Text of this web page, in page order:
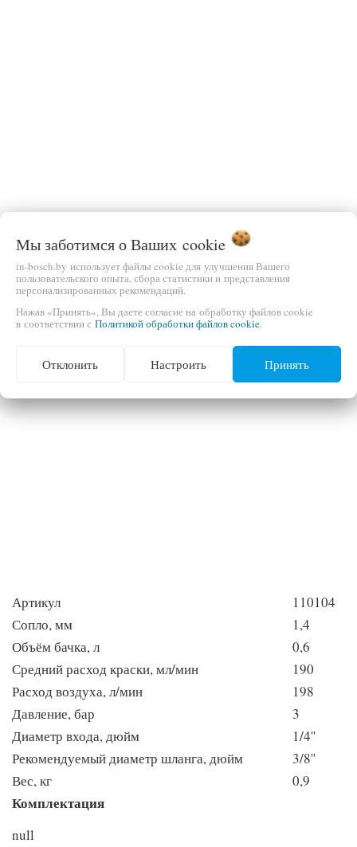
Артикул
110104
Сопло, мм
1,4
Объём бачка, л
0,6
Средний расход краски, мл/мин
190
Расход воздуха, л/мин
198
Давление, бар
3
Диаметр входа, дюйм
1/4''
Рекомендуемый диаметр шланга, дюйм
3/8''
Вес, кг
0,9
Комплектация
null
Мы заботимся о Ваших cookie
in-bosch.by использует файлы cookie для улучшения Вашего
пользовательского опыта, сбора статистики и представления
персонализированных рекомендаций.
Нажав «Принять», Вы даете согласие на обработку файлов cookie
в соответствии с Политикой обработки файлов cookie.
Отклонить Настроить Принять